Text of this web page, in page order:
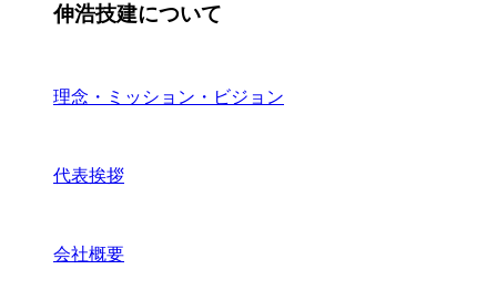
伸浩技建について
理念・ミッション・ビジョン
代表挨拶
会社概要